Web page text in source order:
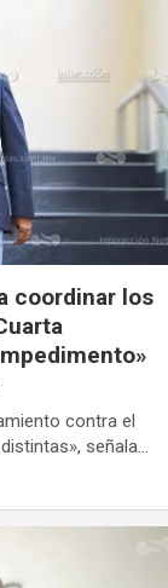
coordinar los
contra el
señala…